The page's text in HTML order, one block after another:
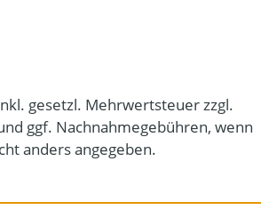
gesetzl. Mehrwertsteuer zzgl.
ggf. Nachnahmegebühren, wenn
anders angegeben.